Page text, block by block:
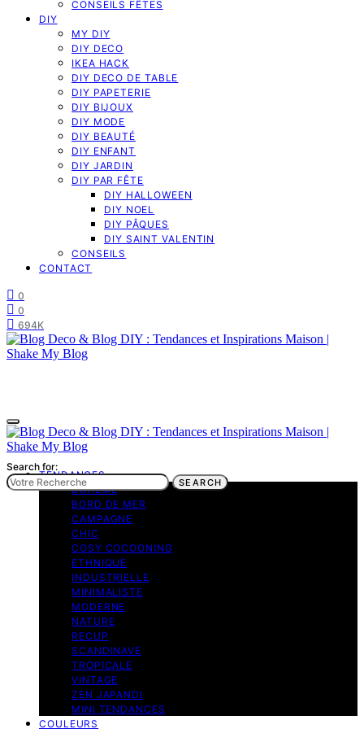
CONSEILS FÊTES
DIY
MY DIY
DIY DECO
IKEA HACK
DIY DECO DE TABLE
DIY PAPETERIE
DIY BIJOUX
DIY MODE
DIY BEAUTÉ
DIY ENFANT
DIY JARDIN
DIY PAR FÊTE
DIY HALLOWEEN
DIY NOEL
DIY PÂQUES
DIY SAINT VALENTIN
CONSEILS
CONTACT
0
0
694K
TENDANCES
BOHEME
BORD DE MER
CAMPAGNE
CHIC
COSY COCOONING
ETHNIQUE
INDUSTRIELLE
MINIMALISTE
MODERNE
NATURE
RECUP
SCANDINAVE
TROPICALE
VINTAGE
ZEN JAPANDI
MINI TENDANCES
COULEURS
Search for:
SEARCH